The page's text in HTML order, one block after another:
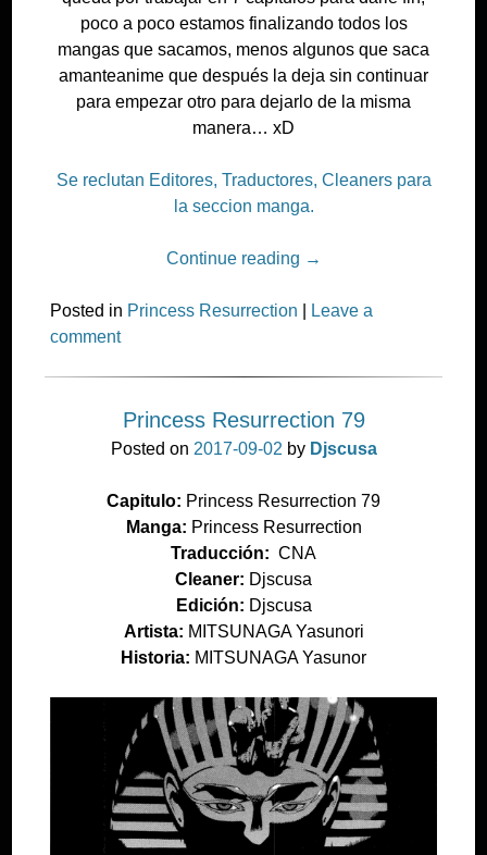
poco a poco estamos finalizando todos los
mangas que sacamos, menos algunos que saca
amanteanime que después la deja sin continuar
para empezar otro para dejarlo de la misma
manera… xD
Se reclutan Editores, Traductores, Cleaners para
la seccion manga.
Continue reading →
Posted in Princess Resurrection
Leave a
comment
Princess Resurrection 79
Posted on 2017-09-02 by Djscusa
Capitulo: Princess Resurrection 79
Manga: Princess Resurrection
Traducción: CNA
Cleaner: Djscusa
Edición: Djscusa
Artista: MITSUNAGA Yasunori
Historia: MITSUNAGA Yasunor